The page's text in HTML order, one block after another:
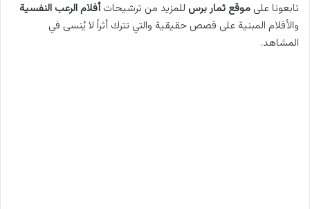
تابعونا على موقع ثمار برس للمزيد من ترشيحاتأفلام الرعب النفسية
والأفلام المبنية على قصص حقيقية والتي تترك أثراً لا يُنسى في
المشاهد.